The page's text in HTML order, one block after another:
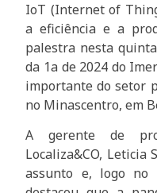
IoT (Internet of
a eficiência e a
palestra nesta
da 1a de 2024 do
importante do setor
no Minascentro, em
A gerente de
Localiza&CO,
assunto e, logo no